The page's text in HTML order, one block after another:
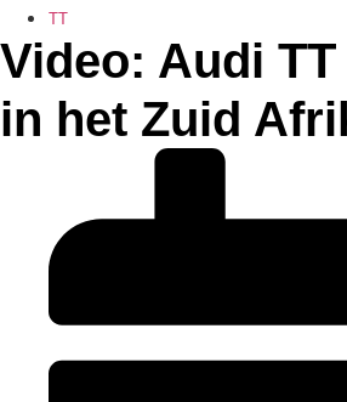
TT
Video: Audi
in het Zuid